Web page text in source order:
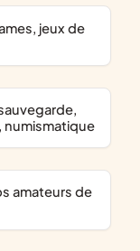
numismatique